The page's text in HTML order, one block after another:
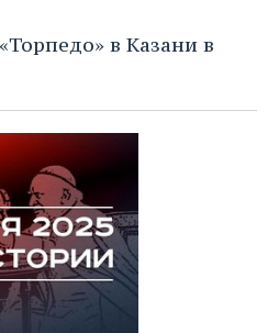
в Казани в